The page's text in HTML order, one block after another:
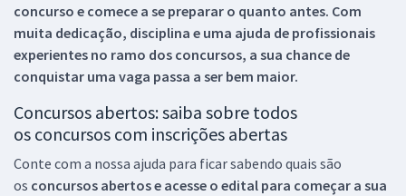
concurso e comece a se preparar o quanto antes. Com
muita dedicação, disciplina e uma ajuda de profissionais
experientes no ramo dos concursos, a sua chance de
conquistar uma vaga passa a ser bem maior.
Concursos abertos: saiba sobre todos
os concursos com inscrições abertas
Conte com a nossa ajuda para ficar sabendo quais são
os concursos abertos e acesse o edital para começar a sua